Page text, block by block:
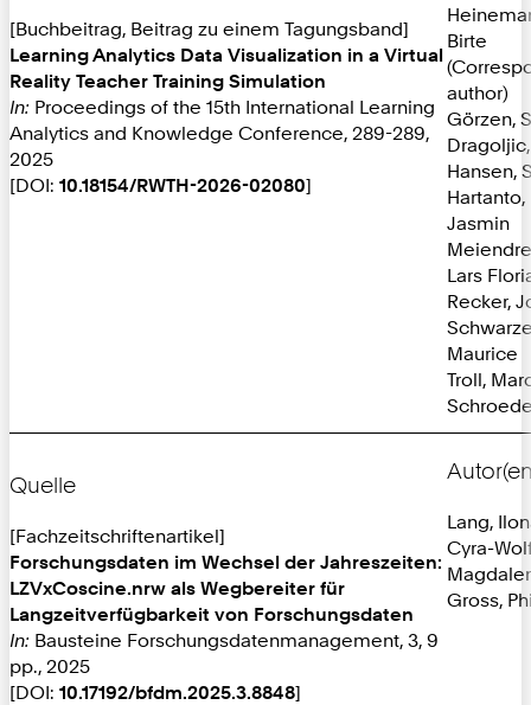
[Buchbeitrag, Beitrag zu einem Tagungsband]
Learning Analytics Data Visualization in a Virtual
Reality Teacher Training Simulation
In: Proceedings of the 15th International Learning
Analytics and Knowledge Conference, 289-289,
2025
[DOI: 10.18154/RWTH-2026-02080]
Birte
author)
Görzen,
Hansen,
Hartanto,
Jasmin
Lars
Recker,
Maurice
Troll,
Quelle
[Fachzeitschriftenartikel]
Forschungsdaten im Wechsel der Jahreszeiten:
LZVxCoscine.nrw als Wegbereiter für
Langzeitverfügbarkeit von Forschungsdaten
In: Bausteine Forschungsdatenmanagement, 3, 9
pp., 2025
[DOI: 10.17192/bfdm.2025.3.8848]
Lang,
Cyra-
Gross,